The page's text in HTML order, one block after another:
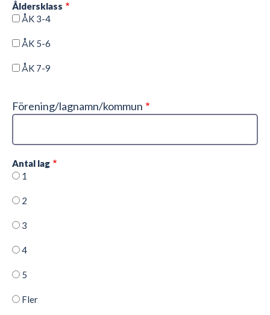
Åldersklass
ÅK 3-4
ÅK 5-6
ÅK 7-9
Förening/lagnamn/kommun
Antal lag
1
2
3
4
5
Fler